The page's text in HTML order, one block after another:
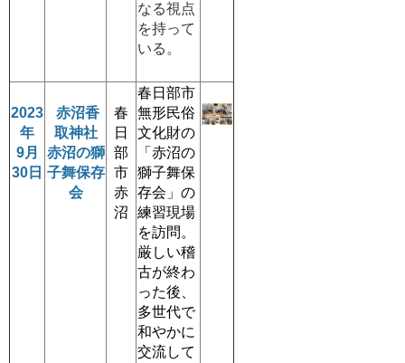
なる視点
を持って
いる。
2023
年
9月
30日
赤沼香
取神社
赤沼の獅
子舞保存
会
春
日
部
市
赤
沼
春日部市
無形民俗
文化財の
「赤沼の
獅子舞保
存会」の
練習現場
を訪問。
厳しい稽
古が終わ
った後、
多世代で
和やかに
交流して